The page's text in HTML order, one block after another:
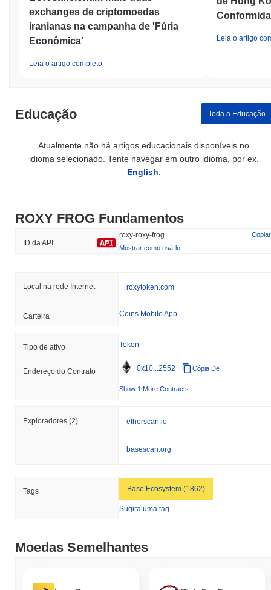
exchanges de criptomoedas
iranianas na campanha de 'Fúria
Econômica'
Leia o artigo completo
Leia o artigo
Educação Toda a Educação
Atualmente não há artigos educacionais disponíveis no
idioma selecionado. Tente navegar em outro idioma, por ex.
English
ROXY FROG Fundamentos
ID da API
roxy-roxy-frog
Copiar
Mostrar como usá-lo
Local na rede Internet roxytoken.com
Carteira Coins Mobile App
Tipo de ativo Token
Endereço do Contrato 0x10...2552 Cópia De
Show 1 More Contracts
Exploradores (2) etherscan.io
basescan.org
Tags Base Ecosystem (1862)
Sugira uma tag
Moedas Semelhantes